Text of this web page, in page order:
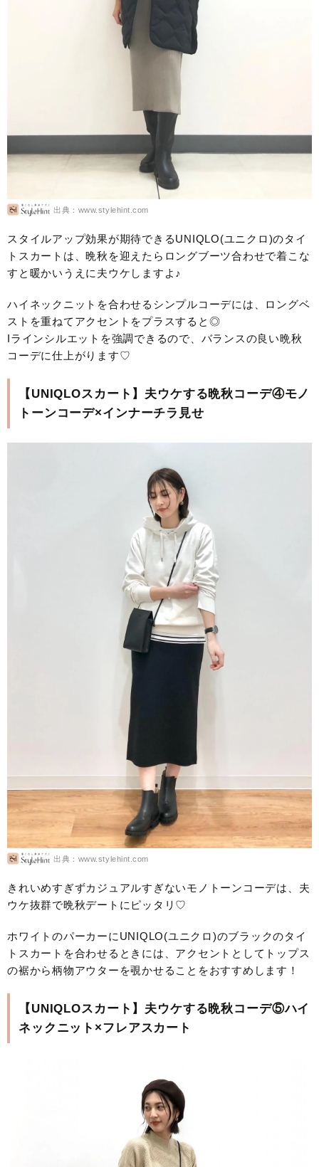
出典：www.stylehint.com
スタイルアップ効果が期待できるUNIQLO(ユニクロ)のタイ
トスカートは、晩秋を迎えたらロングブーツ合わせで着こな
すと暖かいうえに夫ウケしますよ♪
ハイネックニットを合わせるシンプルコーデには、ロングベ
ストを重ねてアクセントをプラスすると◎
Iラインシルエットを強調できるので、バランスの良い晩秋
コーデに仕上がります♡
【UNIQLOスカート】夫ウケする晩秋コーデ④モノ
トーンコーデ×インナーチラ見せ
出典：www.stylehint.com
きれいめすぎずカジュアルすぎないモノトーンコーデは、夫
ウケ抜群で晩秋デートにピッタリ♡
ホワイトのパーカーにUNIQLO(ユニクロ)のブラックのタイ
トスカートを合わせるときには、アクセントとしてトップス
の裾から柄物アウターを覗かせることをおすすめします！
【UNIQLOスカート】夫ウケする晩秋コーデ⑤ハイ
ネックニット×フレアスカート